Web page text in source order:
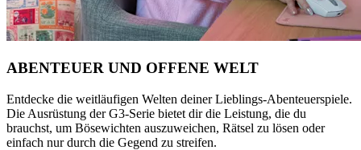
ABENTEUER UND OFFENE WELT
Entdecke die weitläufigen Welten deiner Lieblings-Abenteuerspiele.
Die Ausrüstung der G3-Serie bietet dir die Leistung, die du
brauchst, um Bösewichten auszuweichen, Rätsel zu lösen oder
einfach nur durch die Gegend zu streifen.